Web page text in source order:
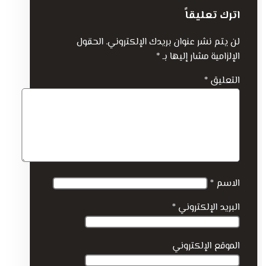
اترك تعليقاً
لن يتم نشر عنوان بريدك الإلكتروني. الحقول
الإلزامية مشار إليها بـ*
التعليق *
الاسم *
البريد الإلكتروني *
الموقع الإلكتروني